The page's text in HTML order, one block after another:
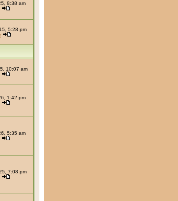
8:38 am
5:28 pm
10:07 am
1:42 pm
5:35 am
7:08 pm